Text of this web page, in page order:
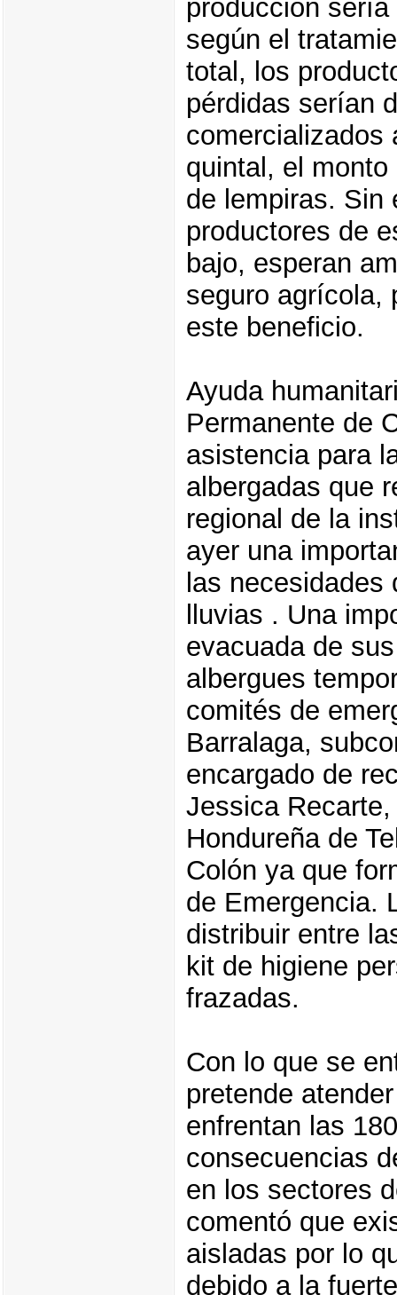
producción
según el
total, los
pérdidas serían
comercializados
quintal, el
de lempiras. Sin
productores de
bajo, esperan
seguro agrícola,
este beneficio.
Ayuda
Permanente de
asistencia para
albergadas que
regional de la
ayer una
las necesidades
lluvias . Una
evacuada de
albergues
comités de
Barralaga,
encargado de
Jessica
Hondureña de
Colón ya que
de Emergencia.
distribuir entre
kit de higiene
frazadas.
Con lo que se
pretende
enfrentan las
consecuencias
en los sectores
comentó que
aisladas por lo
debido a la